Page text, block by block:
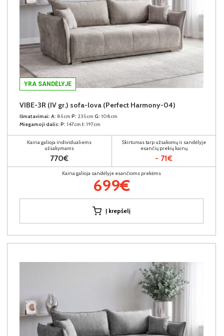
YRA SANDĖLYJE
VIBE-3R (IV gr.) sofa-lova (Perfect Harmony-04)
Išmatavimai: A: 85cm P: 235cm G: 108cm
Miegamoji dalis: P: 147cm I: 197cm
Kaina galioja individualiems
užsakymams
770€
Skirtumas tarp užsakomų ir sandėlyje
esančių prekių kainų
- 71€
Kaina galioja sandėlyje esančioms prekėms
699€
Į krepšelį